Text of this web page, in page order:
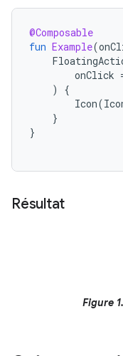
@Composable
fun Example(
onClick
)
{
Icon(
}
}
Résultat
Figure 1.